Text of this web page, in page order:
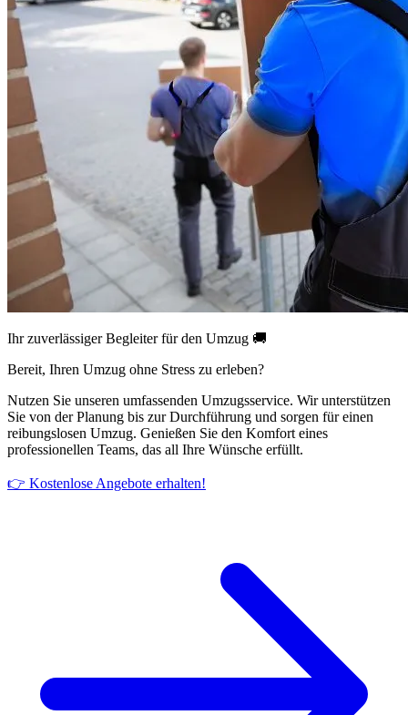
Ihr zuverlässiger Begleiter für den Umzug 🚚
Bereit, Ihren Umzug ohne Stress zu erleben?
Nutzen Sie unseren umfassenden Umzugsservice. Wir unterstützen
Sie von der Planung bis zur Durchführung und sorgen für einen
reibungslosen Umzug. Genießen Sie den Komfort eines
professionellen Teams, das all Ihre Wünsche erfüllt.
👉 Kostenlose Angebote erhalten!